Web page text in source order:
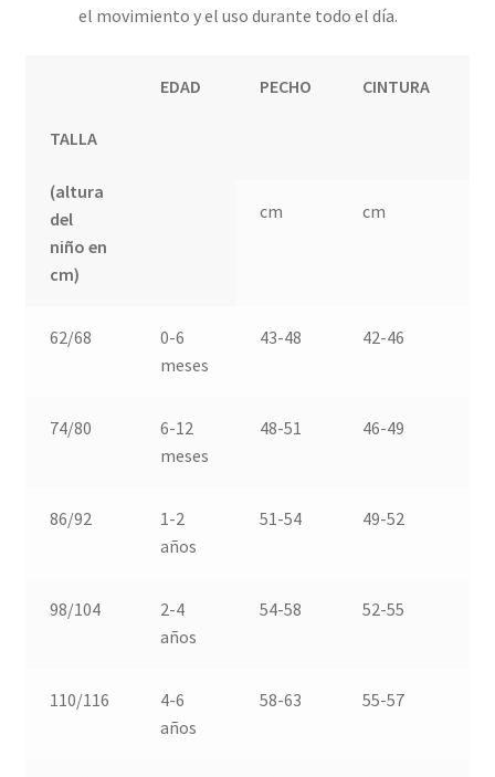
el movimiento y el uso durante todo el día.
TALLA
(altura
del
niño en
cm)
EDAD PECHO CINTURA
cm cm
62/68
0-6
meses
43-48 42-46
74/80
6-12
meses
48-51 46-49
86/92
1-2
años
51-54 49-52
98/104
2-4
años
54-58 52-55
110/116
4-6
años
58-63 55-57